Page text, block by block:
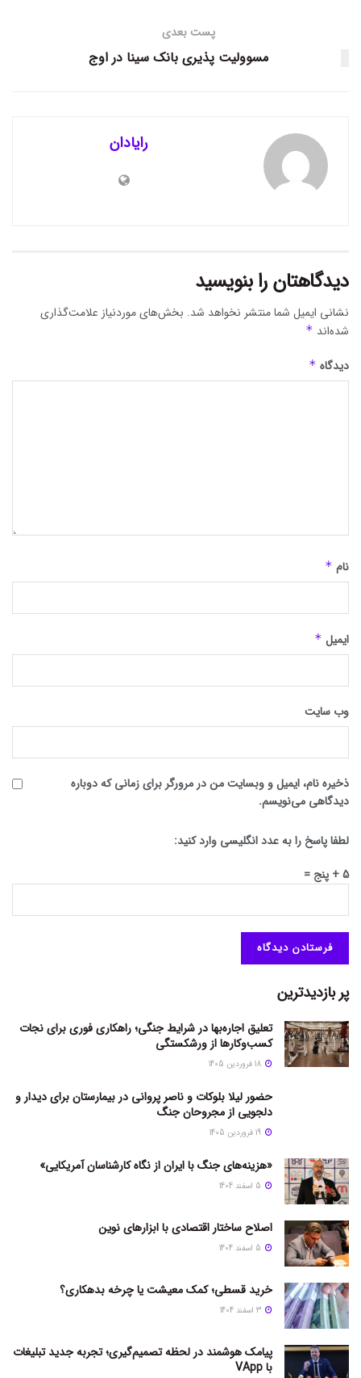
پست بعدی
مسوولیت پذیری بانک سینا در اوج
رایادان
دیدگاهتان را بنویسید
نشانی ایمیل شما منتشر نخواهد شد. بخش‌های موردنیاز علامت‌گذاری
شده‌اند *
دیدگاه *
نام *
ایمیل *
وب‌ سایت
ذخیره نام، ایمیل و وبسایت من در مرورگر برای زمانی که دوباره
دیدگاهی می‌نویسم.
لطفا پاسخ را به عدد انگلیسی وارد کنید:
5 + پنج =
پر بازدیدترین
تعلیق اجاره‌بها در شرایط جنگی؛ راهکاری فوری برای نجات
کسب‌وکارها از ورشکستگی
حضور لیلا بلوکات و ناصر پروانی در بیمارستان برای دیدار و
دلجویی از مجروحان جنگ
«هزینه‌های جنگ با ایران از نگاه کارشناسان آمریکایی»
اصلاح ساختار اقتصادی با ابزارهای نوین
خرید قسطی؛ کمک معیشت یا چرخه بدهکاری؟
پیامک هوشمند در لحظه تصمیم‌گیری؛ تجربه جدید تبلیغات
با VApp